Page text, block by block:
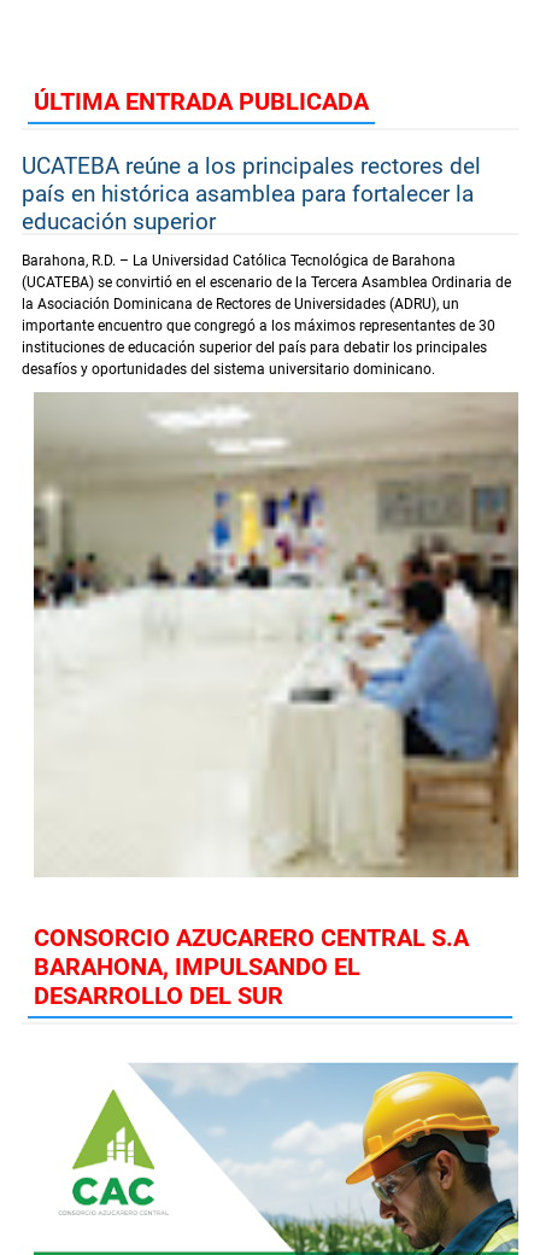
ÚLTIMA ENTRADA PUBLICADA
UCATEBA reúne a los principales rectores del
país en histórica asamblea para fortalecer la
educación superior
Barahona, R.D. – La Universidad Católica Tecnológica de Barahona
(UCATEBA) se convirtió en el escenario de la Tercera Asamblea Ordinaria de
la Asociación Dominicana de Rectores de Universidades (ADRU), un
importante encuentro que congregó a los máximos representantes de 30
instituciones de educación superior del país para debatir los principales
desafíos y oportunidades del sistema universitario dominicano.
CONSORCIO AZUCARERO CENTRAL S.A
BARAHONA, IMPULSANDO EL
DESARROLLO DEL SUR